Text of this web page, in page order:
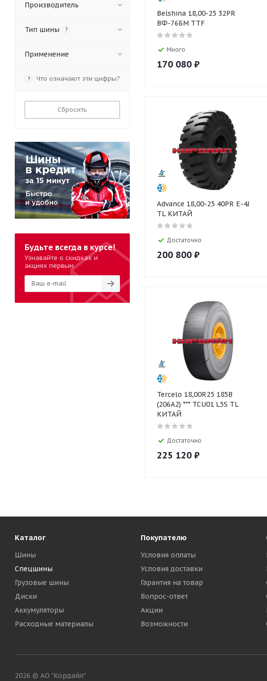
Belshina 18,00-25 32PR
ВФ-76БМ TTF
Много
170 080 ₽
Advance 18,00-25 40PR E-4J
TL КИТАЙ
Достаточно
200 800 ₽
Tercelo 18,00R25 185B
(206A2) *** TCU01 L5S TL
КИТАЙ
Достаточно
225 120 ₽
Производитель
Тип шины ?
Применение
? Что означают эти цифры?
Сбросить
Будьте всегда в курсе!
Узнавайте о скидках и
акциях первым
Каталог
Шины
Спецшины
Грузовые шины
Диски
Аккумуляторы
Расходные материалы
Покупателю
Условия оплаты
Условия доставки
Гарантия на товар
Вопрос-ответ
Акции
Возможности
2026 © АО "Кордайл"